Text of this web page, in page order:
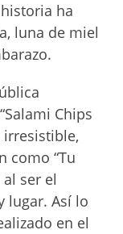
ha
luna de miel
Chips
irresistible,
como “Tu
ser el
lugar. Así lo
en el